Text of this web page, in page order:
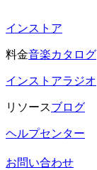
インストア
料金音楽カタログ
インストアラジオ
リソースブログ
ヘルプセンター
お問い合わせ